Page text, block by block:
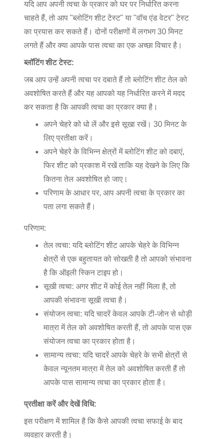
यदि आप अपनी त्वचा के प्रकार को घर पर निर्धारित करना
चाहते हैं, तो आप "ब्लोटिंग शीट टेस्ट" या "वॉच एंड वेटर" टेस्ट
का प्रयास कर सकते हैं। दोनों परीक्षणों में लगभग 30 मिनट
लगते हैं और क्या आपके पास त्वचा का एक अच्छा विचार है।
ब्लॉटिंग शीट टेस्ट:
जब आप उन्हें अपनी त्वचा पर दबाते हैं तो ब्लोटिंग शीट तेल को
अवशोषित करते हैं और यह आपको यह निर्धारित करने में मदद
कर सकता है कि आपकी त्वचा का प्रकार क्या है।
अपने चेहरे को धो लें और इसे सूखा रखें। 30 मिनट के
लिए प्रतीक्षा करें।
अपने चेहरे के विभिन्न क्षेत्रों में ब्लोटिंग शीट को दबाएं,
फिर शीट को प्रकाश में रखें ताकि यह देखने के लिए कि
कितना तेल अवशोषित हो जाए।
परिणाम के आधार पर, आप अपनी त्वचा के प्रकार का
पता लगा सकते हैं।
परिणाम:
तेल त्वचा: यदि ब्लोटिंग शीट आपके चेहरे के विभिन्न
क्षेत्रों से एक बहुतायत को सोखती है तो आपको संभावना
है कि ऑइली स्किन टाइप हो।
सूखी त्वचा: अगर शीट में कोई तेल नहीं मिला है, तो
आपकी संभावना सूखी त्वचा है।
संयोजन त्वचा: यदि चादरें केवल आपके टी-जोन से थोड़ी
मात्रा में तेल को अवशोषित करती हैं, तो आपके पास एक
संयोजन त्वचा का प्रकार होता है।
सामान्य त्वचा: यदि चादरें आपके चेहरे के सभी क्षेत्रों से
केवल न्यूनतम मात्रा में तेल को अवशोषित करती हैं तो
आपके पास सामान्य त्वचा का प्रकार होता है।
प्रतीक्षा करें और देखें विधि:
इस परीक्षण में शामिल है कि कैसे आपकी त्वचा सफाई के बाद
व्यवहार करती है।